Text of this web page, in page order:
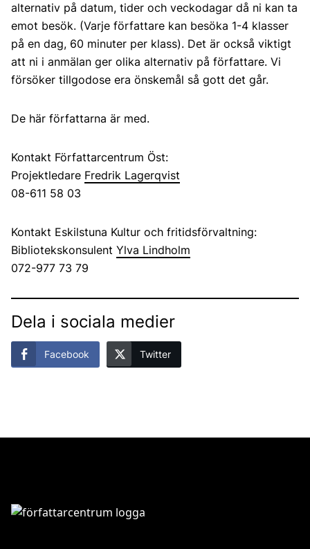
alternativ på datum, tider och veckodagar då ni kan ta
emot besök. (Varje författare kan besöka 1-4 klasser
på en dag, 60 minuter per klass). Det är också viktigt
att ni i anmälan ger olika alternativ på författare. Vi
försöker tillgodose era önskemål så gott det går.
De här författarna är med.
Kontakt Författarcentrum Öst:
Projektledare Fredrik Lagerqvist
08-611 58 03
Kontakt Eskilstuna Kultur och fritidsförvaltning:
Bibliotekskonsulent Ylva Lindholm
072-977 73 79
Dela i sociala medier
Facebook Twitter